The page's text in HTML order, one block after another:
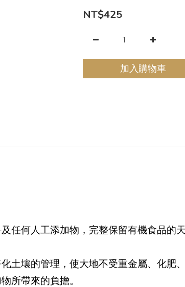
NT$425
加入購物車
任何人工添加物，完整保留有機食品的
土壤的管理，使大地不受重金屬、化肥
所帶來的負擔。